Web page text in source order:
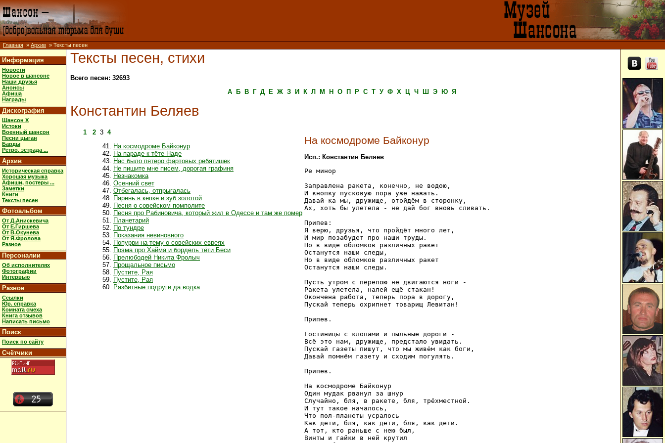
Главная » Архив » Тексты песен
Информация
Новости
Новое в шансоне
Наши друзья
Анонсы
Афиша
Награды
Дискография
Шансон X
Истоки
Военный шансон
Песни цыган
Барды
Ретро, эстрада ...
Архив
Историческая справка
Хорошая музыка
Афиши, постеры ...
Заметки
Книги
Тексты песен
Фотоальбом
От Д.Анискевича
От Е.Гиршева
От В.Окунева
От Я.Фролова
Разное
Персоналии
Об исполнителях
Фотографии
Интервью
Разное
Ссылки
Юр. справка
Комната смеха
Книга отзывов
Написать письмо
Поиск
Поиск по сайту
Счётчики
Тексты песен, стихи
Всего песен: 32693
А
Б В Г Д Е Ж З И К Л М Н О П Р С Т У Ф Х Ц Ч Ш Э Ю Я
Константин Беляев
1 2 3 4
На космодроме Байконур
На параде к тёте Наде
Нас было пятеро фартовых ребятишек
Не пишите мне писем, дорогая графиня
Незнакомка
Осенний свет
Отбегалась, отпрыгалась
Парень в кепке и зуб золотой
Песня о совейском помполите
Песня про Рабиновича, который жил в Одессе и там же помер
Планетарий
По тундре
Показания невиновного
Попурри на тему о совейских евреях
Поэма про Хайма и бордель тёти Беси
Прелюбодей Никита Фролыч
Прощальное письмо
Пустите, Рая
Пустите, Рая
Разбитные подруги да водка
На космодроме Байконур
Исп.: Константин Беляев
Ре минор
Заправлена ракета, конечно, не водою,
И кнопку пусковую пора уже нажать.
Давай-ка мы, дружище, отойдём в сторонку,
Ах, хоть бы улетела - не дай бог вновь сливать.
Припев:
Я верю, друзья, что пройдёт много лет,
И мир позабудет про наши труды.
Но в виде обломков различных ракет
Останутся наши следы,
Но в виде обломков различных ракет
Останутся наши следы.
Пусть утром с перепою не двигаются ноги -
Ракета улетела, налей ещё стакан!
Окончена работа, теперь пора в дорогу,
Пускай теперь охрипнет товарищ Левитан!
Припев.
Гостиницы с клопами и пыльные дороги -
Всё это нам, дружище, предстало увидать.
Пускай газеты пишут, что мы живём как боги,
Давай помнём газету и сходим погулять.
Припев.
На космодроме Байконур
Один мудак рванул за шнур
Случайно, бля, в ракете, бля, трёхместной.
И тут такое началось,
Что пол-планеты усралось
Как дети, бля, как дети, бля, как дети.
А тот, кто раньше с нею был,
Винты и гайки в ней крутил